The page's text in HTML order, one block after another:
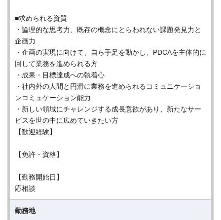
■求められる資質
・論理的な思考力、既存の概念にとらわれない課題発見力と
企画力
・企画の実現に向けて、自ら手足を動かし、PDCAを主体的に
回して業務を進められる方
・成果・目標達成への執着心
・社内外の人間と円滑に業務を進められるコミュニケーショ
ンコミュケーション能力
・新しい領域にチャレンジする成長意欲があり、新たなサー
ビスを世の中に広めていきたい方
【歓迎経験】
【免許・資格】
【勤務開始日】
応相談
勤務地